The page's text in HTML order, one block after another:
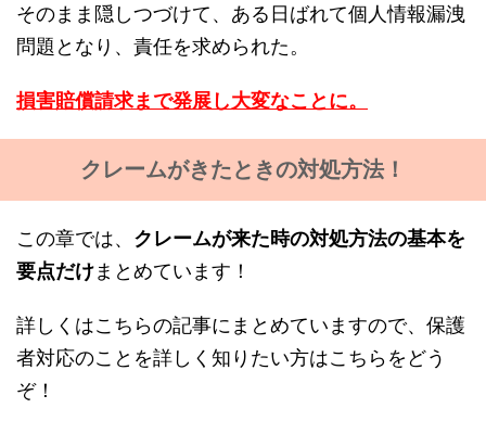
そのまま隠しつづけて、ある日ばれて個人情報漏洩
問題となり、責任を求められた。
損害賠償請求まで発展し大変なことに。
クレームがきたときの対処方法！
この章では、 クレームが来た時の対処方法の基本を
要点だけまとめています！
詳しくはこちらの記事にまとめていますので、保護
者対応のことを詳しく知りたい方はこちらをどう
ぞ！